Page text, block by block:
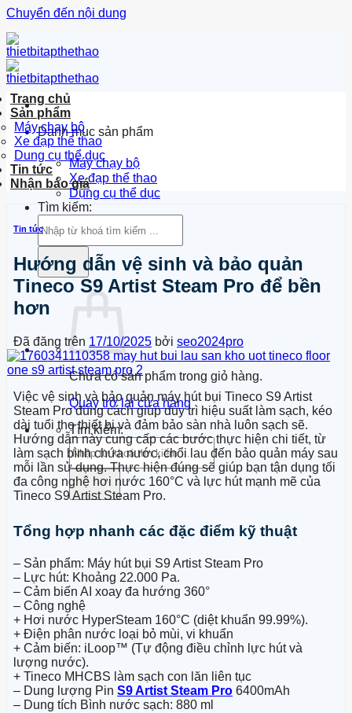
Chuyển đến nội dung
Danh mục sản phẩm
Máy chạy bộ
Xe đạp thể thao
Dụng cụ thể dục
Tìm kiếm:
Chưa có sản phẩm trong giỏ hàng.
Quay trở lại cửa hàng
Tìm kiếm:
Trang chủ
Sản phẩm
Máy chạy bộ
Xe đạp thể thao
Dung cụ thể dục
Tin tức
Nhận báo giá
Tin tức
Hướng dẫn vệ sinh và bảo quản
Tineco S9 Artist Steam Pro để bền
hơn
Đã đăng trên 17/10/2025 bởi seo2024pro
Việc vệ sinh và bảo quản máy hút bụi Tineco S9 Artist
Steam Pro đúng cách giúp duy trì hiệu suất làm sạch, kéo
dài tuổi thọ thiết bị và đảm bảo sàn nhà luôn sạch sẽ.
Hướng dẫn này cung cấp các bước thực hiện chi tiết, từ
làm sạch bình chứa nước, chổi lau đến bảo quản máy sau
mỗi lần sử dụng. Thực hiện đúng sẽ giúp bạn tận dụng tối
đa công nghệ hơi nước 160°C và lực hút mạnh mẽ của
Tineco S9 Artist Steam Pro.
Tổng hợp nhanh các đặc điểm kỹ thuật
– Sản phẩm: Máy hút bụi S9 Artist Steam Pro
– Lực hút: Khoảng 22.000 Pa.
– Cảm biến AI xoay đa hướng 360°
– Công nghệ
+ Hơi nước HyperSteam 160°C (diệt khuẩn 99.99%).
+ Điện phân nước loại bỏ mùi, vi khuẩn
+ Cảm biến: iLoop™ (Tự động điều chỉnh lực hút và
lượng nước).
+ Tineco MHCBS làm sạch con lăn liên tục
– Dung lượng Pin S9 Artist Steam Pro 6400mAh
– Dung tích Bình nước sạch: 880 ml